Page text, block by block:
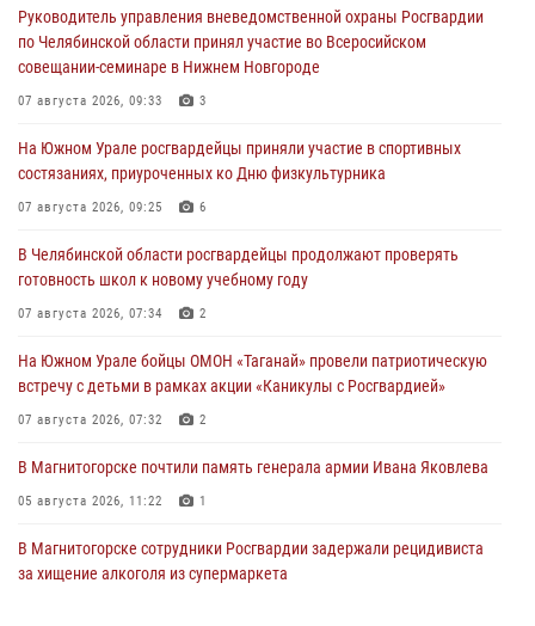
Руководитель управления вневедомственной охраны Росгвардии
по Челябинской области принял участие во Всеросийском
совещании-семинаре в Нижнем Новгороде
07 августа 2026, 09:33 3
На Южном Урале росгвардейцы приняли участие в спортивных
состязаниях, приуроченных ко Дню физкультурника
07 августа 2026, 09:25 6
В Челябинской области росгвардейцы продолжают проверять
готовность школ к новому учебному году
07 августа 2026, 07:34 2
На Южном Урале бойцы ОМОН «Таганай» провели патриотическую
встречу с детьми в рамках акции «Каникулы с Росгвардией»
07 августа 2026, 07:32 2
В Магнитогорске почтили память генерала армии Ивана Яковлева
05 августа 2026, 11:22 1
В Магнитогорске сотрудники Росгвардии задержали рецидивиста
за хищение алкоголя из супермаркета